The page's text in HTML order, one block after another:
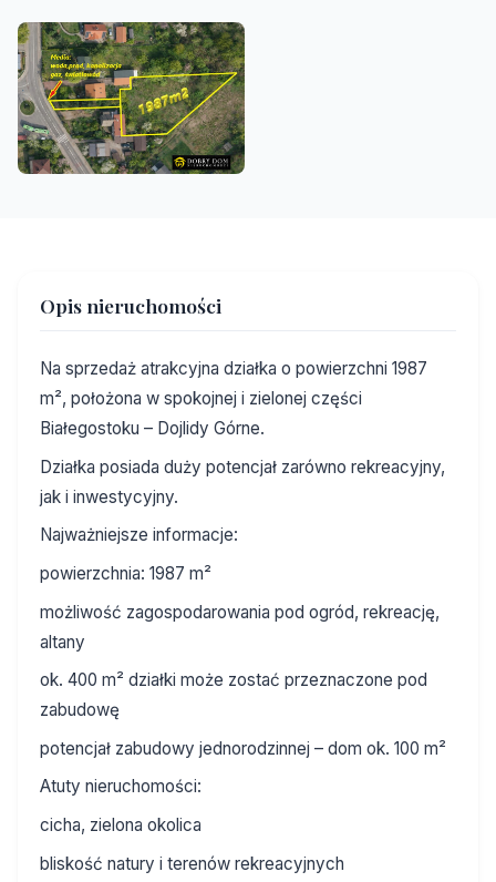
Opis nieruchomości
Na sprzedaż atrakcyjna działka o powierzchni 1987
m², położona w spokojnej i zielonej części
Białegostoku – Dojlidy Górne.
Działka posiada duży potencjał zarówno rekreacyjny,
jak i inwestycyjny.
Najważniejsze informacje:
powierzchnia: 1987 m²
możliwość zagospodarowania pod ogród, rekreację,
altany
ok. 400 m² działki może zostać przeznaczone pod
zabudowę
potencjał zabudowy jednorodzinnej – dom ok. 100 m²
Atuty nieruchomości:
cicha, zielona okolica
bliskość natury i terenów rekreacyjnych